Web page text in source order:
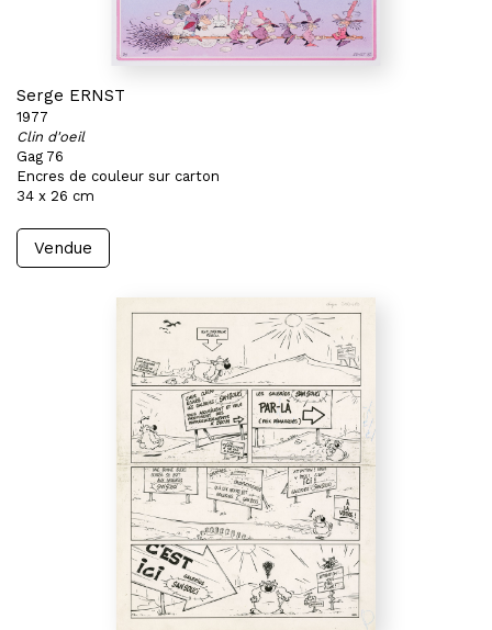
Serge ERNST
1977
Clin d'oeil
Gag 76
Encres de couleur sur carton
34 x 26 cm
Vendue